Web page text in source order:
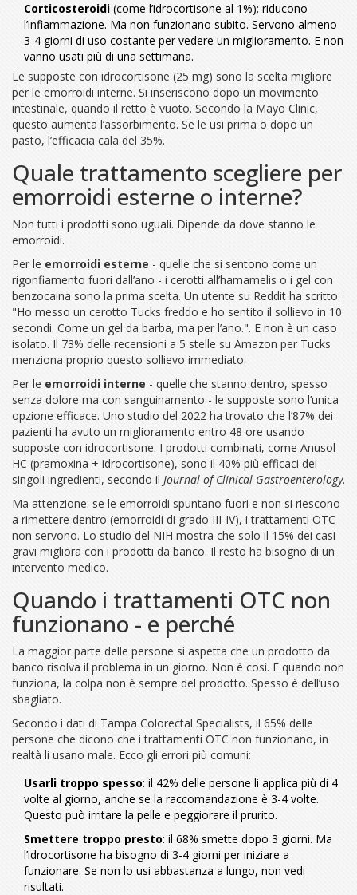
Corticosteroidi (come l’idrocortisone al 1%): riducono
l’infiammazione. Ma non funzionano subito. Servono almeno
3-4 giorni di uso costante per vedere un miglioramento. E non
vanno usati più di una settimana.
Le supposte con idrocortisone (25 mg) sono la scelta migliore
per le emorroidi interne. Si inseriscono dopo un movimento
intestinale, quando il retto è vuoto. Secondo la Mayo Clinic,
questo aumenta l’assorbimento. Se le usi prima o dopo un
pasto, l’efficacia cala del 35%.
Quale trattamento scegliere per
emorroidi esterne o interne?
Non tutti i prodotti sono uguali. Dipende da dove stanno le
emorroidi.
Per le emorroidi esterne - quelle che si sentono come un
rigonfiamento fuori dall’ano - i cerotti all’hamamelis o i gel con
benzocaina sono la prima scelta. Un utente su Reddit ha scritto:
"Ho messo un cerotto Tucks freddo e ho sentito il sollievo in 10
secondi. Come un gel da barba, ma per l’ano.". E non è un caso
isolato. Il 73% delle recensioni a 5 stelle su Amazon per Tucks
menziona proprio questo sollievo immediato.
Per le emorroidi interne - quelle che stanno dentro, spesso
senza dolore ma con sanguinamento - le supposte sono l’unica
opzione efficace. Uno studio del 2022 ha trovato che l’87% dei
pazienti ha avuto un miglioramento entro 48 ore usando
supposte con idrocortisone. I prodotti combinati, come Anusol
HC (pramoxina + idrocortisone), sono il 40% più efficaci dei
singoli ingredienti, secondo il Journal of Clinical Gastroenterology.
Ma attenzione: se le emorroidi spuntano fuori e non si riescono
a rimettere dentro (emorroidi di grado III-IV), i trattamenti OTC
non servono. Lo studio del NIH mostra che solo il 15% dei casi
gravi migliora con i prodotti da banco. Il resto ha bisogno di un
intervento medico.
Quando i trattamenti OTC non
funzionano - e perché
La maggior parte delle persone si aspetta che un prodotto da
banco risolva il problema in un giorno. Non è così. E quando non
funziona, la colpa non è sempre del prodotto. Spesso è dell’uso
sbagliato.
Secondo i dati di Tampa Colorectal Specialists, il 65% delle
persone che dicono che i trattamenti OTC non funzionano, in
realtà li usano male. Ecco gli errori più comuni:
Usarli troppo spesso: il 42% delle persone li applica più di 4
volte al giorno, anche se la raccomandazione è 3-4 volte.
Questo può irritare la pelle e peggiorare il prurito.
Smettere troppo presto: il 68% smette dopo 3 giorni. Ma
l’idrocortisone ha bisogno di 3-4 giorni per iniziare a
funzionare. Se non lo usi abbastanza a lungo, non vedi
risultati.